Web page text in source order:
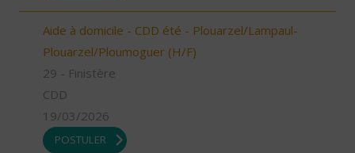
Aide à domicile - CDD été - Plouarzel/Lampaul-
Plouarzel/Ploumoguer (H/F)
29 - Finistère
CDD
19/03/2026
POSTULER